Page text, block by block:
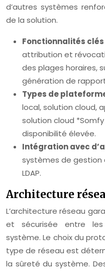
d’autres systèmes
de la solution.
Fonctionnalités clés
attribution et
des plages horaires,
génération de
Types de
local, solution cloud,
solution cloud
disponibilité élevée.
Intégration avec
systèmes de gestion
LDAP.
Architecture
L’architecture réseau
et sécurisée entre
système. Le choix du
type de réseau est
la sûreté du système.